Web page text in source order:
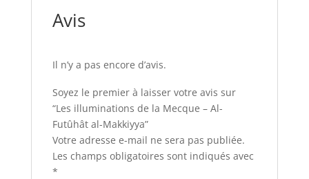
Avis
Il n’y a pas encore d’avis.
Soyez le premier à laisser votre avis sur
“Les illuminations de la Mecque – Al-
Futûhât al-Makkiyya”
Votre adresse e-mail ne sera pas publiée.
Les champs obligatoires sont indiqués avec
*